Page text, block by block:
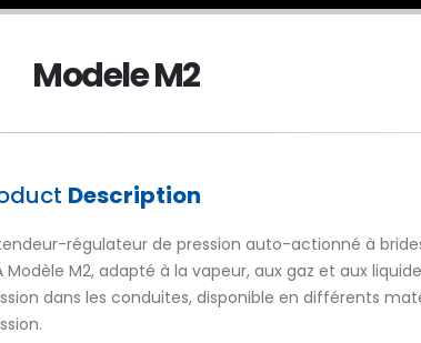
Modele M2
Description
régulateur de pression auto-actionné à
Modèle M2, adapté à la vapeur, aux gaz et aux
dans les conduites, disponible en différents